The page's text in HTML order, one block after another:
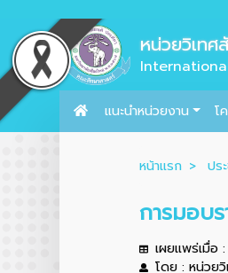
หน่วยวิเท
แนะนำหน่วยงาน โ
หน้าแรก ปร
การมอบ
เผยแพร่เมื่อ
โดย : หน่วย